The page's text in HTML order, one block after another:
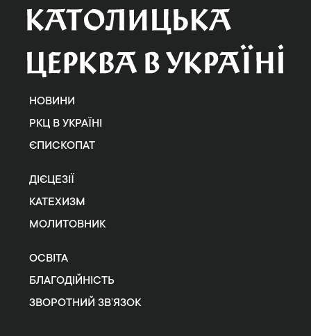
НОВИНИ
РКЦ В УКРАЇНІ
ЄПИСКОПАТ
ДІЄЦЕЗІЇ
КАТЕХИЗМ
МОЛИТОВНИК
ОСВІТА
БЛАГОДІЙНІСТЬ
ЗВОРОТНИЙ ЗВ’ЯЗОК